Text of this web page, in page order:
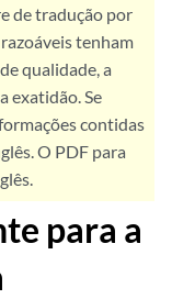
de tradução por
tenham
qualidade, a
exatidão. Se
contidas
O PDF para
para a